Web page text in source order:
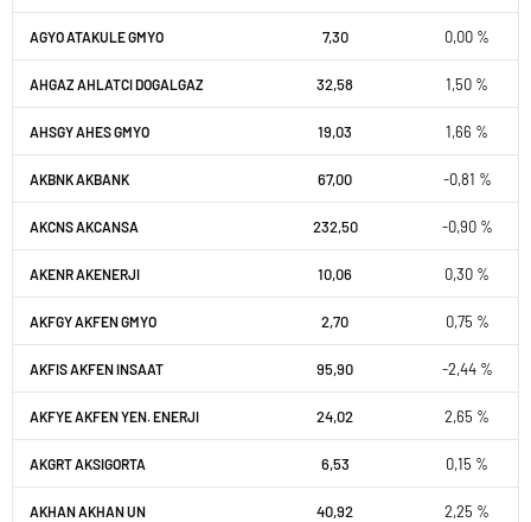
AGYO ATAKULE GMYO 7,30 0,00 %
AHGAZ AHLATCI DOGALGAZ 32,58 1,50 %
AHSGY AHES GMYO 19,03 1,66 %
AKBNK AKBANK 67,00 -0,81 %
AKCNS AKCANSA 232,50 -0,90 %
AKENR AKENERJI 10,06 0,30 %
AKFGY AKFEN GMYO 2,70 0,75 %
AKFIS AKFEN INSAAT 95,90 -2,44 %
AKFYE AKFEN YEN. ENERJI 24,02 2,65 %
AKGRT AKSIGORTA 6,53 0,15 %
AKHAN AKHAN UN 40,92 2,25 %